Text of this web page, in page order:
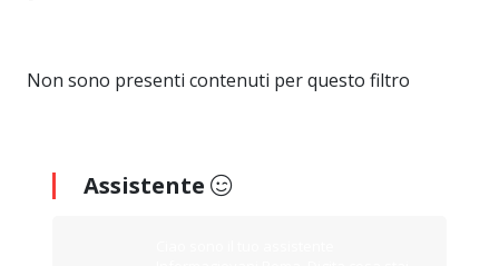
Non sono presenti contenuti per questo filtro
Assistente